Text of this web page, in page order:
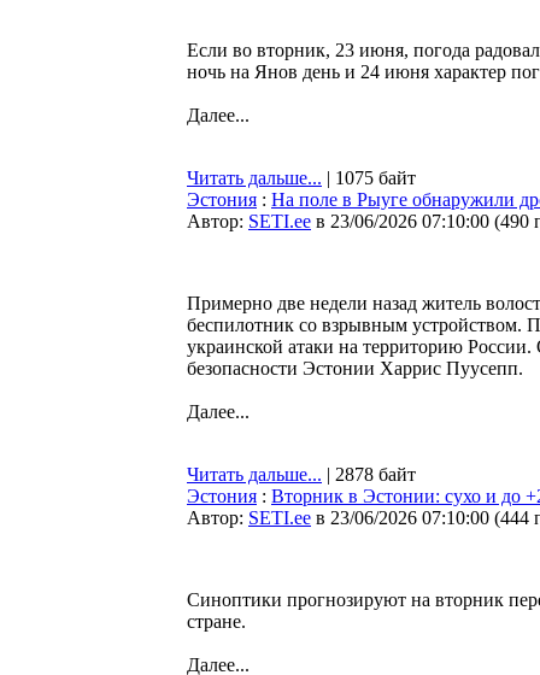
Если во вторник, 23 июня, погода
ночь на Янов день и 24 июня характер
Далее...
Читать дальше... | 1075 байт
Эстония : На поле в Рыуге обнаружили
Автор: SETI.ee в 23/06/2026 07:10:00 (490
Примерно две недели назад житель
беспилотник со взрывным устройством.
украинской атаки на территорию
безопасности Эстонии Харрис Пуусепп.
Далее...
Читать дальше... | 2878 байт
Эстония : Вторник в Эстонии: сухо и до
Автор: SETI.ee в 23/06/2026 07:10:00 (444
Синоптики прогнозируют на вторник
стране.
Далее...